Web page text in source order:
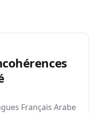
Français Arabe